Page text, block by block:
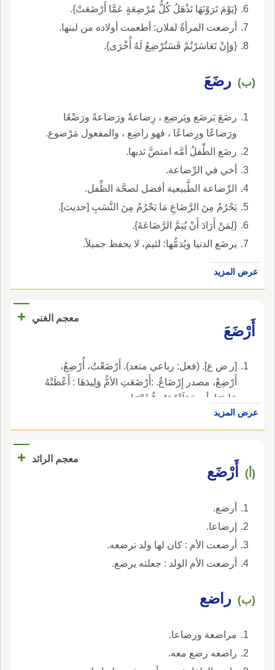
{يَوْمَ تَرَوْنَهَا تَذْهَلُ كُلُّ مُرْضِعَةٍ عَمَّا أَرْضَعَتْ}.
أرضعت المرأةُ لفلان: أطعمت أولاده من لبنها.
{وَإِنْ تَعَاسَرْتُمْ فَسَتُرْضِعُ لَهُ أُخْرَى}.
(ب) رضَعَ
رضَعَ يَرضَع ويَرضِع ، رِضاعةً ورَضاعةً ورَضْعًا
ورَضاعًا ورِضاعًا ، فهو راضِع ، والمفعول مَرْضوع.
رضَع الطِّفلُ أمَّه امتصَّ ثديها.
أخي في الرِّضاعة.
الرِّضاعة الطَّبيعية أفضل لصحَّة الطِّفل.
يَحْرُمُ مِنَ الرَّضَاعِ مَا يَحْرُمُ مِنَ النَّسَبِ [حديث].
{لِمَنْ أَرَادَ أَنْ يُتِمَّ الرَّضَاعَةَ}.
يرضَع الدنيا ويُذمُّها: لئيم، لا يحفظ جميلاً.
عرض المزيد
معجم الغني
+
أَرْضَعَ
[ر ض ع]. (فعل: رباعي متعد). أَرْضَعْتُ، أُرْضِعُ،
أَرْضِعْ، مصدر إِرْضَاعٌ. :أَرْضَعَتِ الأمُّ وَلِيدَهَا : أَعْطَتْهُ
حَلِيبَهَا، أي جَعَلَتْهُ يَمُصُّ ثَدْيَهَا.
عرض المزيد
معجم الرائد +
(أ) أَرْضَع
أرضع.
إرضاعا.
أرضعت الأم : كان لها ولد ترضعه.
أرضعت الأم الولد : جعلته يرضع.
(ب) راضع
مراضعة ورضاعا.
راضعه رضع معه.